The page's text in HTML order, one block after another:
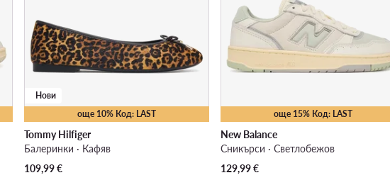
още 10% Код: LAST
Нови
Tommy Hilfiger
Балеринки · Кафяв
109,99€
още 15% Код: LAST
New Balance
Сникърси · Светлобежов
129,99€